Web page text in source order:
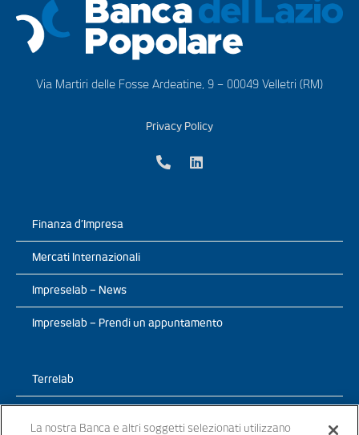
Via Martiri delle Fosse Ardeatine, 9 – 00049 Velletri (RM)
Privacy Policy
Finanza d’Impresa
Mercati Internazionali
Impreselab – News
Impreselab – Prendi un appuntamento
Terrelab
La nostra Banca e altri soggetti selezionati utilizzano